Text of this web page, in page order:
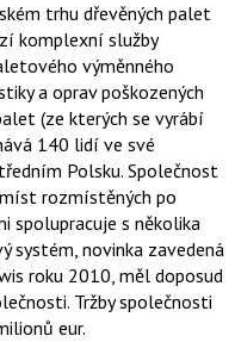
F
e
o
o
s
trhu dřevěných palet
komplexní služby
výměnného
a oprav poškozených
(ze kterých se vyrábí
140 lidí ve své
Polsku. Společnost
rozmístěných po
spolupracuje s několika
systém, novinka zavedená
roku 2010, měl doposud
Tržby společnosti
eur.